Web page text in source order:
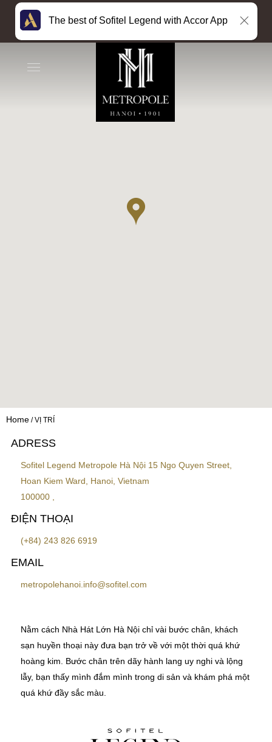
Home VỊ TRÍ
ADRESS
Sofitel Legend Metropole Hà Nội 15 Ngo Quyen Street,
Hoan Kiem Ward, Hanoi, Vietnam
100000 ,
ĐIỆN THOẠI
(+84) 243 826 6919
EMAIL
metropolehanoi.info@sofitel.com
Nằm cách Nhà Hát Lớn Hà Nội chỉ vài bước chân, khách
sạn huyền thoại này đưa bạn trở về với một thời quá khứ
hoàng kim. Bước chân trên dãy hành lang uy nghi và lộng
lẫy, bạn thấy mình đắm mình trong di sản và khám phá một
quá khứ đầy sắc màu.
The best of Sofitel Legend with Accor App